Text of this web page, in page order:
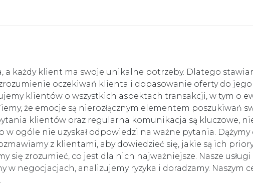
a każdy klient ma swoje unikalne potrzeby. Dlatego
oczekiwań klienta i dopasowanie oferty do
klientów o wszystkich aspektach transakcji, w tym o
że emocje są nierozłącznym elementem poszukiwań
klientów oraz regularna komunikacja są kluczowe,
ogóle nie uzyskał odpowiedzi na ważne pytania.
z klientami, aby dowiedzieć się, jakie są ich
się zrozumieć, co jest dla nich najważniejsze. Nasze
w negocjacjach, analizujemy ryzyka i doradzamy. Naszym